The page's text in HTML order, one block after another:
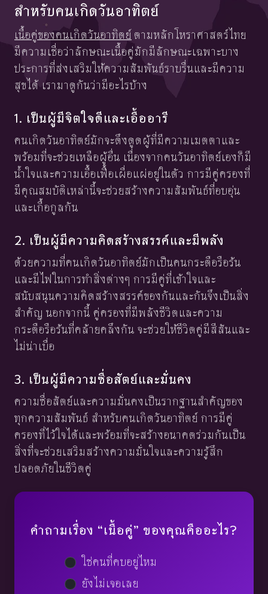
สำหรับคนเกิดวันอาทิตย์
เนื้อคู่ของคนเกิดวันอาทิตย์ ตามหลักโหราศาสตร์ไทย
มีความเชื่อว่าลักษณะเนื้อคู่มักมีลักษณะเฉพาะบาง
ประการที่ส่งเสริมให้ความสัมพันธ์ราบรื่นและมีความ
สุขได้ เรามาดูกันว่ามีอะไรบ้าง
1. เป็นผู้มีจิตใจดีและเอื้ออารี
คนเกิดวันอาทิตย์มักจะดึงดูดผู้ที่มีความเมตตาและ
พร้อมที่จะช่วยเหลือผู้อื่น เนื่องจากคนวันอาทิตย์เองก็มี
น้ำใจและความเอื้อเฟื้อเผื่อแผ่อยู่ในตัว การมีคู่ครองที่
มีคุณสมบัติเหล่านี้จะช่วยสร้างความสัมพันธ์ที่อบอุ่น
และเกื้อกูลกัน
2. เป็นผู้มีความคิดสร้างสรรค์และมีพลัง
ด้วยความที่คนเกิดวันอาทิตย์มักเป็นคนกระตือรือร้น
และมีไฟในการทำสิ่งต่างๆ การมีคู่ที่เข้าใจและ
สนับสนุนความคิดสร้างสรรค์ของกันและกันจึงเป็นสิ่ง
สำคัญ นอกจากนี้ คู่ครองที่มีพลังชีวิตและความ
กระตือรือร้นที่คล้ายคลึงกัน จะช่วยให้ชีวิตคู่มีสีสันและ
ไม่น่าเบื่อ
3. เป็นผู้มีความซื่อสัตย์และมั่นคง
ความซื่อสัตย์และความมั่นคงเป็นรากฐานสำคัญของ
ทุกความสัมพันธ์ สำหรับคนเกิดวันอาทิตย์ การมีคู่
ครองที่ไว้ใจได้และพร้อมที่จะสร้างอนาคตร่วมกันเป็น
สิ่งที่จะช่วยเสริมสร้างความมั่นใจและความรู้สึก
ปลอดภัยในชีวิตคู่
คำถามเรื่อง “เนื้อคู่” ของคุณคืออะไร?
ใช่คนที่คบอยู่ไหม
ยังไม่เจอเลย